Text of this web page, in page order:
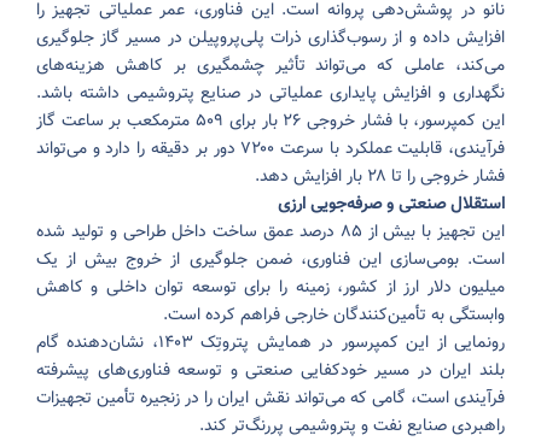
نانو در پوشش‌دهی پروانه است. این فناوری، عمر عملیاتی تجهیز را
افزایش داده و از رسوب‌گذاری ذرات پلی‌پروپیلن در مسیر گاز جلوگیری
می‌کند، عاملی که می‌تواند تأثیر چشمگیری بر کاهش هزینه‌های
نگهداری و افزایش پایداری عملیاتی در صنایع پتروشیمی داشته باشد.
این کمپرسور، با فشار خروجی ۲۶ بار برای ۵۰۹ مترمکعب بر ساعت گاز
فرآیندی، قابلیت عملکرد با سرعت ۷۲۰۰ دور بر دقیقه را دارد و می‌تواند
فشار خروجی را تا ۲۸ بار افزایش دهد.
استقلال صنعتی و صرفه‌جویی ارزی
این تجهیز با بیش از ۸۵ درصد عمق ساخت داخل طراحی و تولید شده
است. بومی‌سازی این فناوری، ضمن جلوگیری از خروج بیش از یک
میلیون دلار ارز از کشور، زمینه را برای توسعه توان داخلی و کاهش
وابستگی به تأمین‌کنندگان خارجی فراهم کرده است.
رونمایی از این کمپرسور در همایش پتروتِک ۱۴۰۳، نشان‌دهنده گام
بلند ایران در مسیر خودکفایی صنعتی و توسعه فناوری‌های پیشرفته
فرآیندی است، گامی که می‌تواند نقش ایران را در زنجیره تأمین تجهیزات
راهبردی صنایع نفت و پتروشیمی پررنگ‌تر کند.